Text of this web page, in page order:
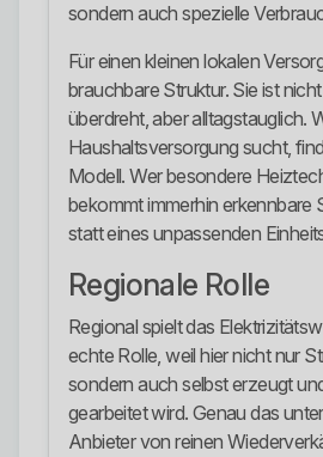
sondern auch spezielle
Für einen kleinen lokalen
brauchbare Struktur. Sie ist
überdreht, aber alltagstauglich.
Haushaltsversorgung sucht,
Modell. Wer besondere
bekommt immerhin erkennbare
statt eines unpassenden
Regionale Rolle
Regional spielt das
echte Rolle, weil hier nicht nur
sondern auch selbst erzeugt
gearbeitet wird. Genau das
Anbieter von reinen